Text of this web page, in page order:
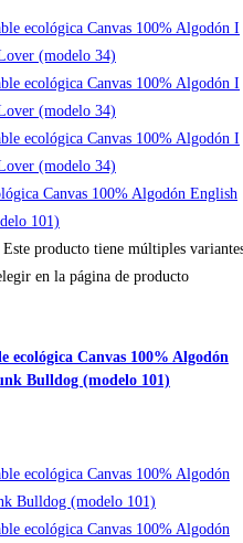
Este producto tiene múltiples
en la página de producto
ecológica Canvas 100% Algodón
Bulldog (modelo 101)